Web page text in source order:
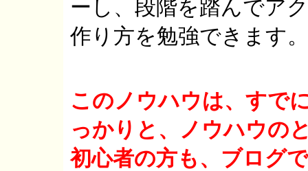
ーし、段階を踏んでア
作り方を勉強できます。
このノウハウは、すで
っかりと、ノウハウの
初心者の方も、ブログ